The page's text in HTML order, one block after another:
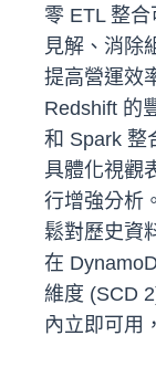
零 ETL 整
見解、消除
提高營運效
Redshift 的
和 Spark 整
具體化視觀
行增強分析
鬆對歷史資
在
維度 (SCD
內立即可用